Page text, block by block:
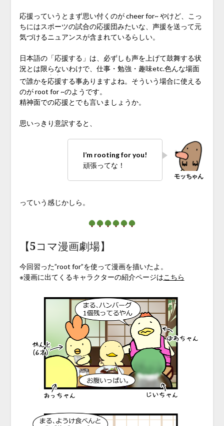
応援っていうとまず思い付くのが cheer for~ やけど、こっ
ちにはスポーツの試合の応援団みたいな、声援を送って元
気づけるニュアンスが含まれているらしい。
日本語の「応援する」は、必ずしも声を上げて鼓舞する状
況とは限らないわけで、仕事・勉強・趣味etc.色んな場面
で誰かを応援
・・
する事ありますよね。そういう場合に使える
のが root for ~のようです。
精神面での応援とでも言いましょうか。
思いっきり意訳すると、
I’m rooting for you!
頑張ってな！
っていう感じかしら。
【5コマ漫画劇場】
今回習った”root for”を使って漫画を描いたよ。
※漫画に出てくるキャラクターの紹介ページはこちら